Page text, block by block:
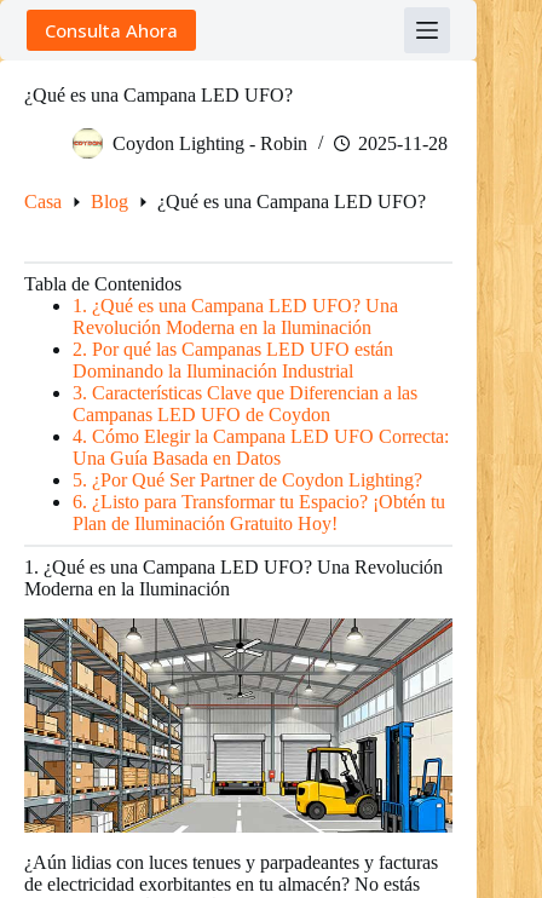
Skip
content
Consulta Ahora
¿Qué es una Campana LED UFO?
Coydon Lighting - Robin 2025-11-28
Casa Blog ¿Qué es una Campana LED UFO?
Tabla de Contenidos
1. ¿Qué es una Campana LED UFO? Una
Revolución Moderna en la Iluminación
2. Por qué las Campanas LED UFO están
Dominando la Iluminación Industrial
3. Características Clave que Diferencian a las
Campanas LED UFO de Coydon
4. Cómo Elegir la Campana LED UFO Correcta:
Una Guía Basada en Datos
5. ¿Por Qué Ser Partner de Coydon Lighting?
6. ¿Listo para Transformar tu Espacio? ¡Obtén tu
Plan de Iluminación Gratuito Hoy!
1. ¿Qué es una Campana LED UFO? Una Revolución
Moderna en la Iluminación
¿Aún lidias con luces tenues y parpadeantes y facturas
de electricidad exorbitantes en tu almacén? No estás